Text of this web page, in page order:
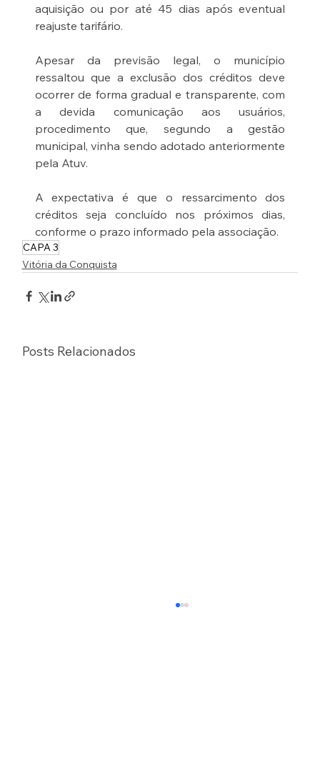
aquisição ou por até 45 dias após eventual
reajuste tarifário.
Apesar da previsão legal, o município
ressaltou que a exclusão dos créditos deve
ocorrer de forma gradual e transparente, com
a devida comunicação aos usuários,
procedimento que, segundo a gestão
municipal, vinha sendo adotado anteriormente
pela Atuv.
A expectativa é que o ressarcimento dos
créditos seja concluído nos próximos dias,
conforme o prazo informado pela associação.
CAPA 3
Vitória da Conquista
Posts Relacionados